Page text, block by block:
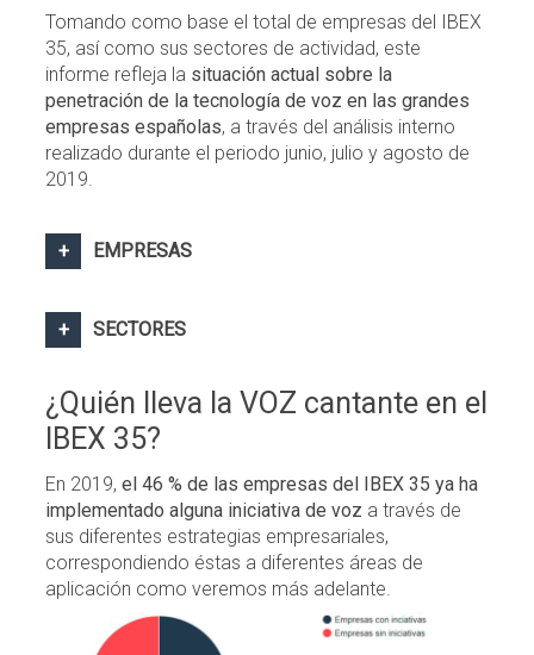
Tomando como base el total de empresas del IBEX
35, así como sus sectores de actividad, este
informe refleja la situación actual sobre la
penetración de la tecnología de voz en las grandes
empresas españolas, a través del análisis interno
realizado durante el periodo junio, julio y agosto de
2019.
EMPRESAS
SECTORES
¿Quién lleva la VOZ cantante en el
IBEX 35?
En 2019,el 46 % de las empresas del IBEX 35 ya ha
implementado alguna iniciativa de voz a través de
sus diferentes estrategias empresariales,
correspondiendo éstas a diferentes áreas de
aplicación como veremos más adelante.